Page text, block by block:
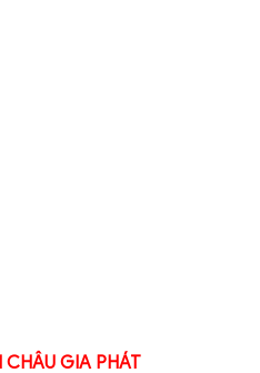
CHÂU GIA PHÁT